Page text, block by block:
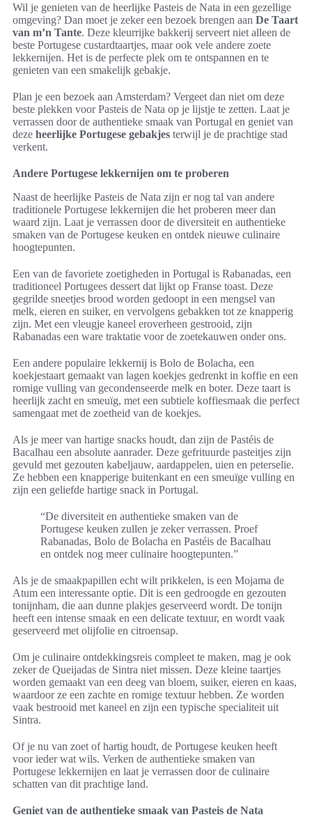
Wil je genieten van de heerlijke Pasteis de Nata in een gezellige
omgeving? Dan moet je zeker een bezoek brengen aan De Taart
van m’n Tante. Deze kleurrijke bakkerij serveert niet alleen de
beste Portugese custardtaartjes, maar ook vele andere zoete
lekkernijen. Het is de perfecte plek om te ontspannen en te
genieten van een smakelijk gebakje.
Plan je een bezoek aan Amsterdam? Vergeet dan niet om deze
beste plekken voor Pasteis de Nata op je lijstje te zetten. Laat je
verrassen door de authentieke smaak van Portugal en geniet van
deze heerlijke Portugese gebakjes terwijl je de prachtige stad
verkent.
Andere Portugese lekkernijen om te proberen
Naast de heerlijke Pasteis de Nata zijn er nog tal van andere
traditionele Portugese lekkernijen die het proberen meer dan
waard zijn. Laat je verrassen door de diversiteit en authentieke
smaken van de Portugese keuken en ontdek nieuwe culinaire
hoogtepunten.
Een van de favoriete zoetigheden in Portugal is Rabanadas, een
traditioneel Portugees dessert dat lijkt op Franse toast. Deze
gegrilde sneetjes brood worden gedoopt in een mengsel van
melk, eieren en suiker, en vervolgens gebakken tot ze knapperig
zijn. Met een vleugje kaneel eroverheen gestrooid, zijn
Rabanadas een ware traktatie voor de zoetekauwen onder ons.
Een andere populaire lekkernij is Bolo de Bolacha, een
koekjestaart gemaakt van lagen koekjes gedrenkt in koffie en een
romige vulling van gecondenseerde melk en boter. Deze taart is
heerlijk zacht en smeuïg, met een subtiele koffiesmaak die perfect
samengaat met de zoetheid van de koekjes.
Als je meer van hartige snacks houdt, dan zijn de Pastéis de
Bacalhau een absolute aanrader. Deze gefrituurde pasteitjes zijn
gevuld met gezouten kabeljauw, aardappelen, uien en peterselie.
Ze hebben een knapperige buitenkant en een smeuïge vulling en
zijn een geliefde hartige snack in Portugal.
“De diversiteit en authentieke smaken van de
Portugese keuken zullen je zeker verrassen. Proef
Rabanadas, Bolo de Bolacha en Pastéis de Bacalhau
en ontdek nog meer culinaire hoogtepunten.”
Als je de smaakpapillen echt wilt prikkelen, is een Mojama de
Atum een interessante optie. Dit is een gedroogde en gezouten
tonijnham, die aan dunne plakjes geserveerd wordt. De tonijn
heeft een intense smaak en een delicate textuur, en wordt vaak
geserveerd met olijfolie en citroensap.
Om je culinaire ontdekkingsreis compleet te maken, mag je ook
zeker de Queijadas de Sintra niet missen. Deze kleine taartjes
worden gemaakt van een deeg van bloem, suiker, eieren en kaas,
waardoor ze een zachte en romige textuur hebben. Ze worden
vaak bestrooid met kaneel en zijn een typische specialiteit uit
Sintra.
Of je nu van zoet of hartig houdt, de Portugese keuken heeft
voor ieder wat wils. Verken de authentieke smaken van
Portugese lekkernijen en laat je verrassen door de culinaire
schatten van dit prachtige land.
Geniet van de authentieke smaak van Pasteis de Nata